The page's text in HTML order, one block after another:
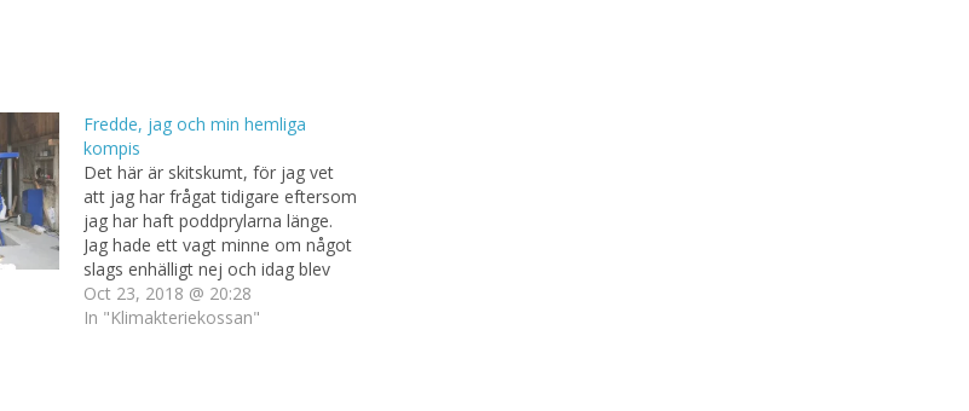
Fredde, jag och min hemliga
kompis
Det här är skitskumt, för jag vet
att jag har frågat tidigare eftersom
jag har haft poddprylarna länge.
Jag hade ett vagt minne om något
slags enhälligt nej och idag blev
det väl ett rätt enhälligt ja? Inte
nog med att mitt närminne är
Oct 23, 2018 @ 20:28
In "Klimakteriekossan"